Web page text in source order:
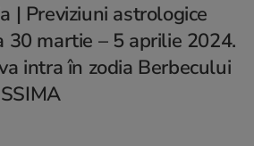
| Previziuni astrologice
30 martie – 5 aprilie 2024.
intra în zodia Berbecului